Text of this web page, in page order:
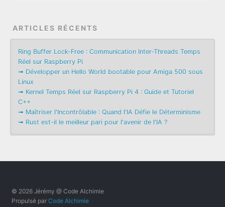
ARTICLES RÉCENTS
Ring Buffer Lock-Free : Communication Inter-Threads Temps
Réel sur Raspberry Pi
➟ Développer un Hello World bootable pour Amiga 500 sous
Linux
➟ Kernel Temps Réel sur Raspberry Pi 4 : Guide et Tutoriel
C++
➟ Maîtriser l'Incontrôlable : Quand l'IA Défie le Déterminisme
➟ Rust est-il le meilleur pari pour l'avenir de l'IA ?
© 2026 Jérémy @ Code Alchimie
Propulsé parCode Alchimie